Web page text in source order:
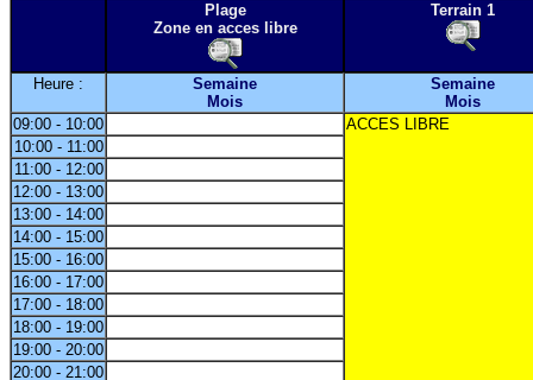
Plage
Zone en acces libre
Terrain 1
Heure :
Semaine
Mois
Semaine
Mois
09:00 - 10:00
ACCES LIBRE
10:00 - 11:00
11:00 - 12:00
12:00 - 13:00
13:00 - 14:00
14:00 - 15:00
15:00 - 16:00
16:00 - 17:00
17:00 - 18:00
18:00 - 19:00
19:00 - 20:00
20:00 - 21:00